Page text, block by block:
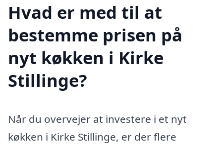
Hvad er med til at
bestemme prisen på
nyt køkken i Kirke
Stillinge?
Når du overvejer at investere i et nyt
køkken i Kirke Stillinge, er der flere